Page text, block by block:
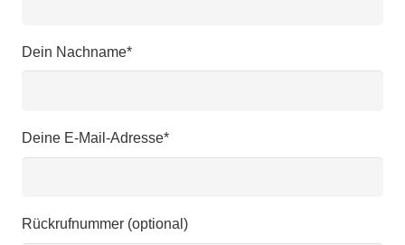
Dein Nachname*
Deine E-Mail-Adresse*
Rückrufnummer (optional)